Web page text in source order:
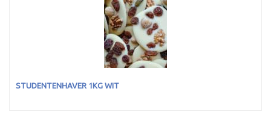
STUDENTENHAVER 1KG WIT